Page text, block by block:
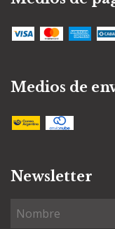
Medios de
Newsletter